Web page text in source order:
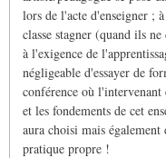
lors de l'acte d'enseigner ;
classe stagner (quand ils
à l'exigence de
négligeable d'essayer de
conférence où l'intervenant
et les fondements de cet
aura choisi mais
pratique propre !